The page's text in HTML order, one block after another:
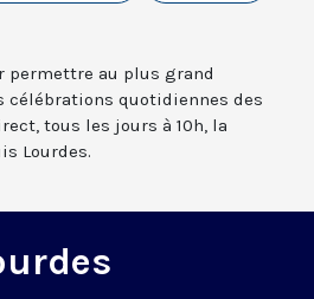
permettre au plus grand
célébrations quotidiennes des
tous les jours à 10h, la
Lourdes.